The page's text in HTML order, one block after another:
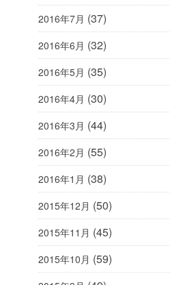
2016年7月 (37)
2016年6月 (32)
2016年5月 (35)
2016年4月 (30)
2016年3月 (44)
2016年2月 (55)
2016年1月 (38)
2015年12月 (50)
2015年11月 (45)
2015年10月 (59)